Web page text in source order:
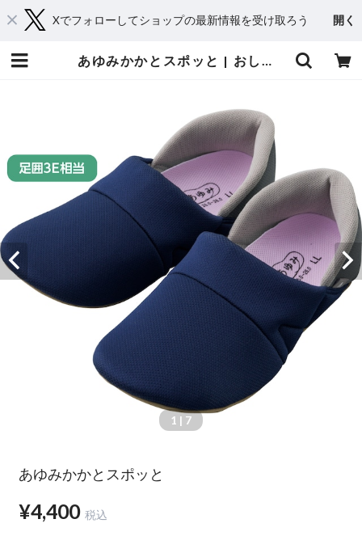
Xでフォローしてショップの最新情報を受け取ろう 開く
あゆみかかとスポッと | おしゃれシニアの衣料品店 コタケ
1 | 7
あゆみかかとスポッと
¥4,400 税込